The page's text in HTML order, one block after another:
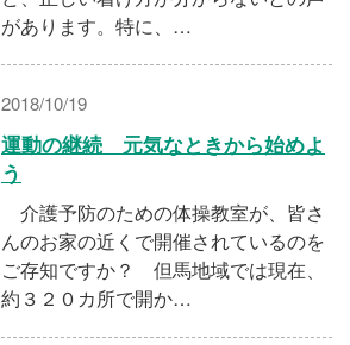
があります。特に、…
2018/10/19
運動の継続 元気なときから始めよ
う
介護予防のための体操教室が、皆さ
んのお家の近くで開催されているのを
ご存知ですか？ 但馬地域では現在、
約３２０カ所で開か…